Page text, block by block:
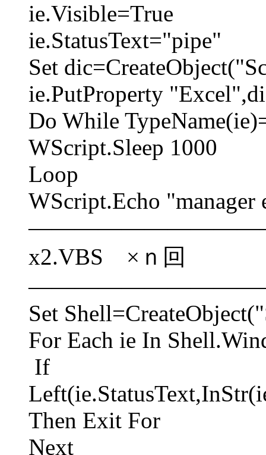
ie.Visible=True
ie.StatusText="pipe"
Set
ie.PutProperty
Do While
WScript.Sleep 1000
Loop
WScript.Echo "manager
x2.VBS ×ｎ回
Set
For Each ie In
If
Then Exit For
Next